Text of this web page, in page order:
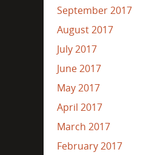
September 2017
August 2017
July 2017
June 2017
May 2017
April 2017
March 2017
February 2017